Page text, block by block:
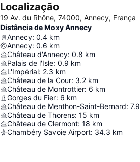
Localização
19 Av. du Rhône, 74000, Annecy, França
Distância de Moxy Annecy
Annecy: 0.4 km
Annecy: 0.6 km
Château d'Annecy: 0.8 km
Palais de l'Isle: 0.9 km
L'Impérial: 2.3 km
Château de la Cour: 3.2 km
Château de Montrottier: 6 km
Gorges du Fier: 6 km
Château de Menthon-Saint-Bernard: 7.9
Château de Thorens: 15 km
Château de Clermont: 18 km
Chambéry Savoie Airport: 34.3 km